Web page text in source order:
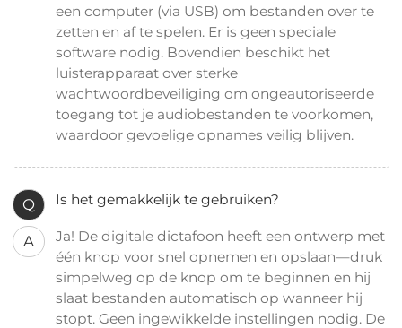
een computer (via USB) om bestanden over te
zetten en af te spelen. Er is geen speciale
software nodig. Bovendien beschikt het
luisterapparaat over sterke
wachtwoordbeveiliging om ongeautoriseerde
toegang tot je audiobestanden te voorkomen,
waardoor gevoelige opnames veilig blijven.
Q Is het gemakkelijk te gebruiken?
A
Ja! De digitale dictafoon heeft een ontwerp met
één knop voor snel opnemen en opslaan—druk
simpelweg op de knop om te beginnen en hij
slaat bestanden automatisch op wanneer hij
stopt. Geen ingewikkelde instellingen nodig. De